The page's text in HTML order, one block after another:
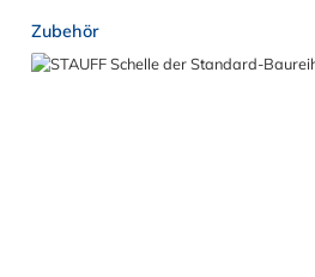
Produktgalerie überspringen
Zubehör